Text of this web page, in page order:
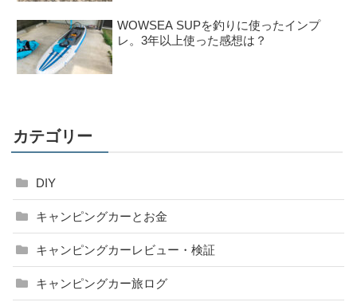
WOWSEA SUPを釣りに使ったインプ
レ。3年以上使った感想は？
カテゴリー
DIY
キャンピングカーとお金
キャンピングカーレビュー・検証
キャンピングカー旅ログ